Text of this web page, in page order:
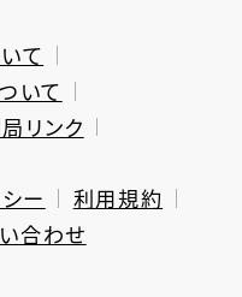
て
いて
リンク
ー
利用規約
合わせ